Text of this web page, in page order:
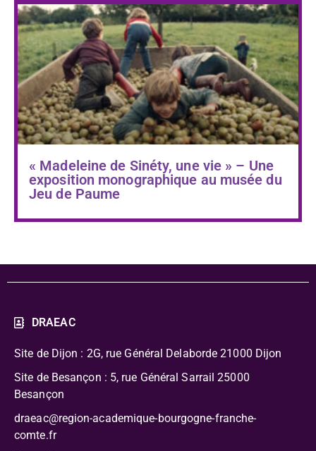
« Madeleine de Sinéty, une vie » – Une
exposition monographique au musée du
Jeu de Paume
DRAEAC
Site de Dijon : 2G, rue Général Delaborde 21000 Dijon
Site de Besançon : 5, rue Général Sarrail 25000
Besançon
draeac@region-academique-bourgogne-franche-
comte.fr